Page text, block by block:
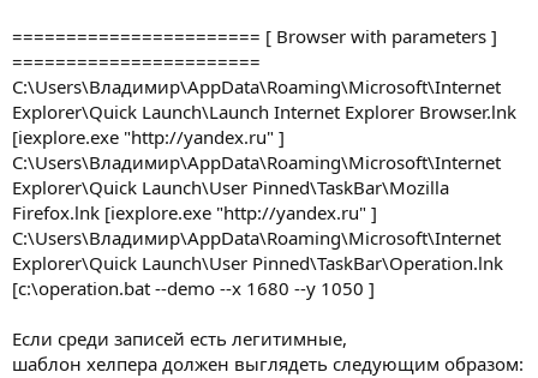
======================= [ Browser with parameters ]
=======================
C:\Users\Владимир\AppData\Roaming\Microsoft\Internet
Explorer\Quick Launch\Launch Internet Explorer Browser.lnk
[iexplore.exe "http://yandex.ru" ]
C:\Users\Владимир\AppData\Roaming\Microsoft\Internet
Explorer\Quick Launch\User Pinned\TaskBar\Mozilla
Firefox.lnk [iexplore.exe "http://yandex.ru" ]
C:\Users\Владимир\AppData\Roaming\Microsoft\Internet
Explorer\Quick Launch\User Pinned\TaskBar\Operation.lnk
[c:\operation.bat --demo --x 1680 --y 1050 ]
Если среди записей есть легитимные,
шаблон хелпера должен выглядеть следующим образом: